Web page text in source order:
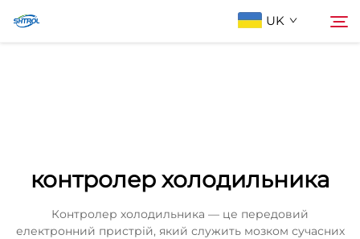
UK
Зв'яжіться з нами
контролер холодильника
Контролер холодильника — це передовий
електронний пристрій, який служить мозком сучасних